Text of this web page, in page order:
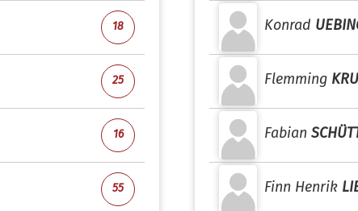
18
25
16
55
Konrad
Flemming
Fabian
Finn Henrik